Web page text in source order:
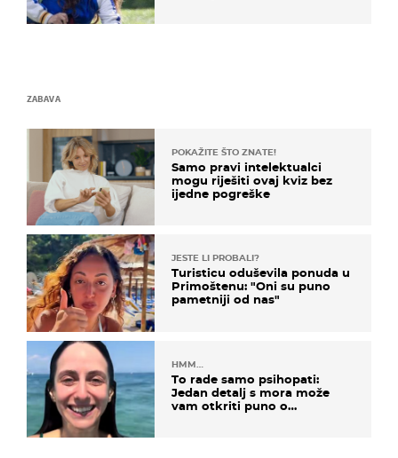
ZABAVA
POKAŽITE ŠTO ZNATE!
Samo pravi intelektualci
mogu riješiti ovaj kviz bez
ijedne pogreške
JESTE LI PROBALI?
Turisticu oduševila ponuda u
Primoštenu: "Oni su puno
pametniji od nas"
HMM…
To rade samo psihopati:
Jedan detalj s mora može
vam otkriti puno o